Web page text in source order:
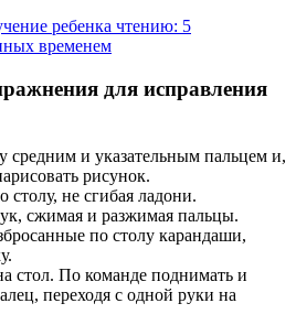
ребенка чтению: 5
временем
для исправления
средним и указательным пальцем и,
рисунок.
столу, не сгибая ладони.
сжимая и разжимая пальцы.
по столу карандаши,
стол. По команде поднимать и
переходя с одной руки на